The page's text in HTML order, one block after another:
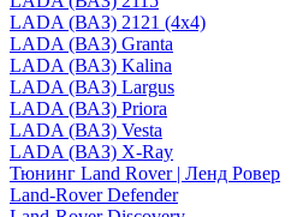
LADA (ВАЗ) 2121 (4x4)
LADA (ВАЗ) Granta
LADA (ВАЗ) Kalina
LADA (ВАЗ) Largus
LADA (ВАЗ) Priora
LADA (ВАЗ) Vesta
LADA (ВАЗ) X-Ray
Тюнинг Land Rover | Ленд Ровер
Land-Rover Defender